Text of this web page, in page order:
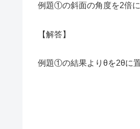
例題①の斜面の角度を2倍
【解答】
例題①の結果よりθを2θに